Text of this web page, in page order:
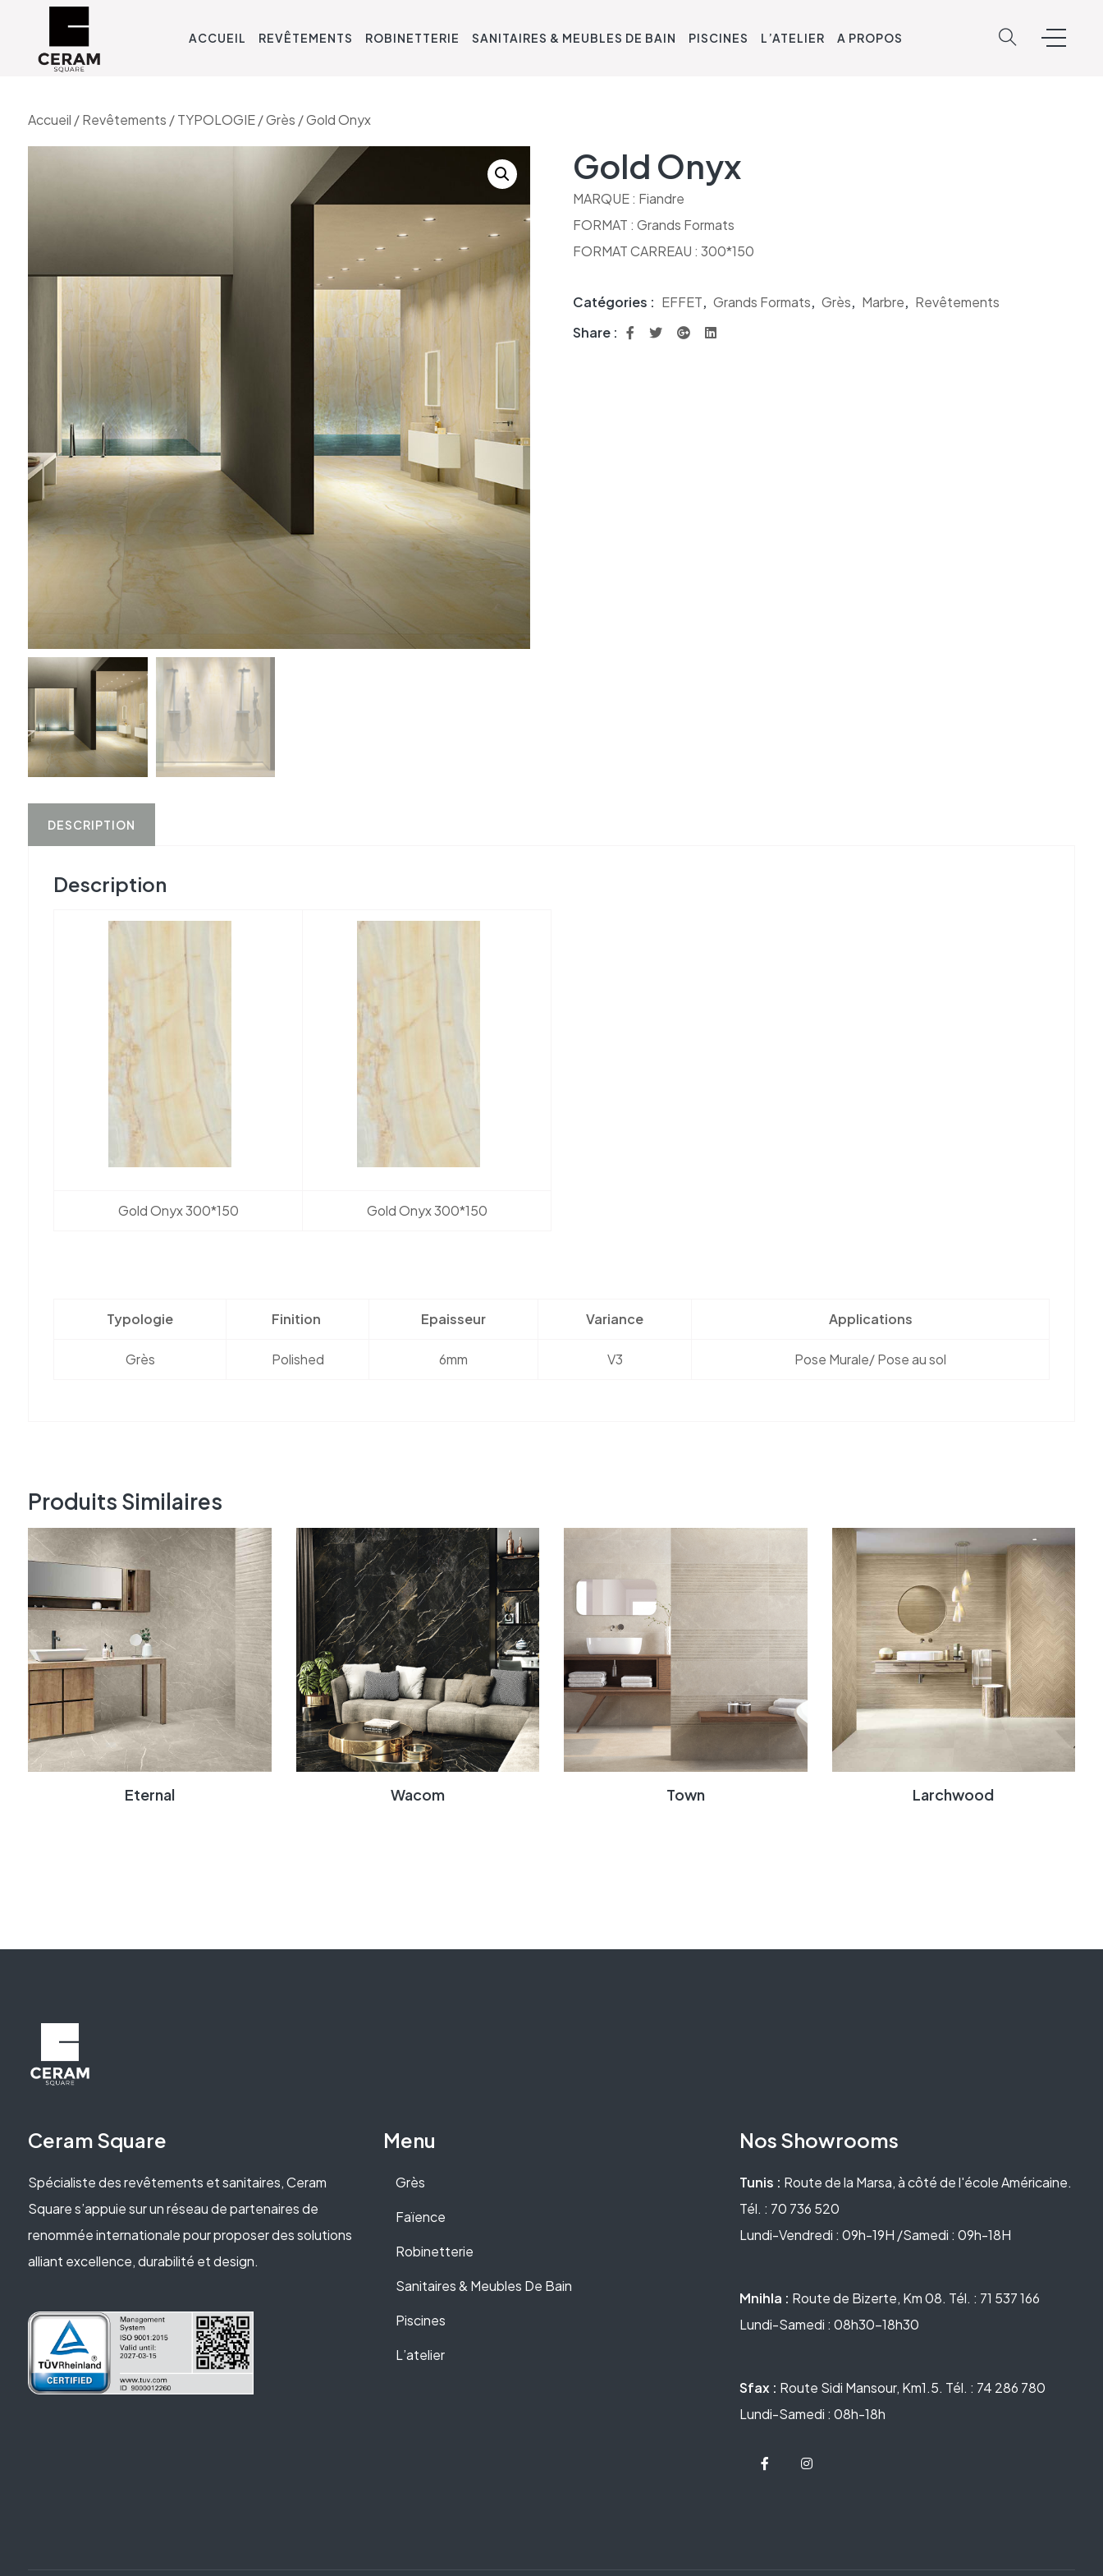
ACCUEIL REVÊTEMENTS ROBINETTERIE SANITAIRES & MEUBLES DE BAIN PISCINES L’ATELIER A PROPOS
Accueil /Revêtements /TYPOLOGIE/Grès / Gold Onyx
Gold Onyx
MARQUE : Fiandre
FORMAT : Grands Formats
FORMAT CARREAU : 300*150
Catégories : EFFET, Grands Formats, Grès, Marbre, Revêtements
Share :
DESCRIPTION
Description
Gold Onyx 300*150 Gold Onyx 300*150
Typologie Finition Epaisseur Variance Applications
Grès Polished 6mm V3 Pose Murale/ Pose au sol
Produits Similaires
Eternal Wacom Town Larchwood
Ceram Square
Spécialiste des revêtements et sanitaires, Ceram
Square s’appuie sur un réseau de partenaires de
renommée internationale pour proposer des solutions
alliant excellence, durabilité et design.
Menu
Grès
Faïence
Robinetterie
Sanitaires & Meubles De Bain
Piscines
L’atelier
Nos Showrooms
Tunis : Route de la Marsa, à côté de l'école Américaine.
Tél. : 70 736 520
Lundi-Vendredi : 09h-19H /Samedi : 09h-18H
Mnihla : Route de Bizerte, Km 08. Tél. : 71 537 166
Lundi-Samedi : 08h30-18h30
Sfax : Route Sidi Mansour, Km1.5. Tél. : 74 286 780
Lundi-Samedi : 08h-18h